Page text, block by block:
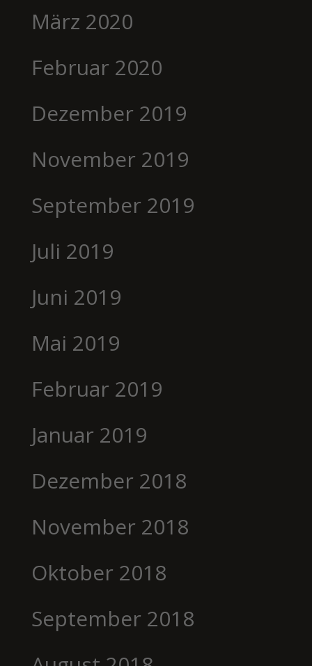
März 2020
Februar 2020
Dezember 2019
November 2019
September 2019
Juli 2019
Juni 2019
Mai 2019
Februar 2019
Januar 2019
Dezember 2018
November 2018
Oktober 2018
September 2018